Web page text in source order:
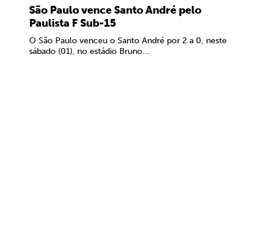
São Paulo vence Santo André pelo
Paulista F Sub-15
O São Paulo venceu o Santo André por 2 a 0, neste
sábado (01), no estádio Bruno...